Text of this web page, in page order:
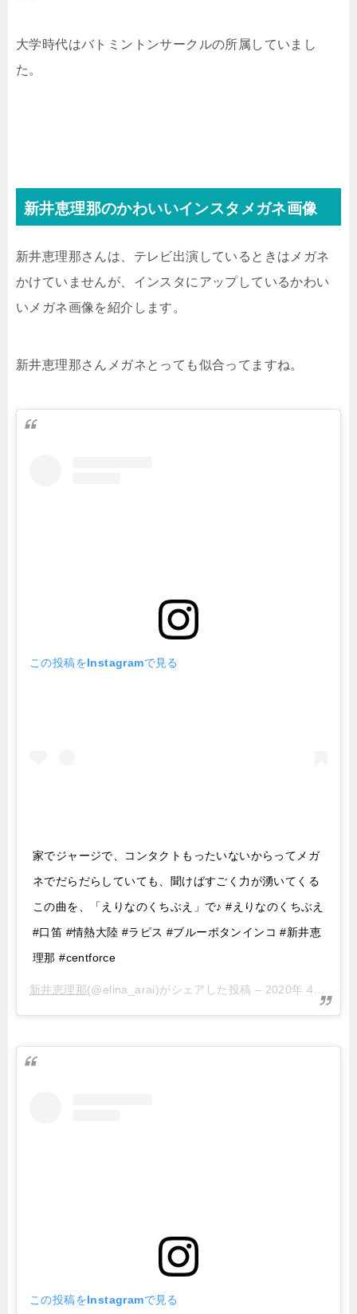
大学時代はバトミントンサークルの所属していまし
た。
新井恵理那のかわいいインスタメガネ画像
新井恵理那さんは、テレビ出演しているときはメガネ
かけていませんが、インスタにアップしているかわい
いメガネ画像を紹介します。
新井恵理那さんメガネとっても似合ってますね。
この投稿をInstagramで見る
家でジャージで、コンタクトもったいないからってメガ
ネでだらだらしていても、聞けばすごく力が湧いてくる
この曲を、「えりなのくちぶえ」で♪ #えりなのくちぶえ
#口笛 #情熱大陸 #ラピス #ブルーボタンインコ #新井恵
理那 #centforce
新井恵理那(@elina_arai)がシェアした投稿 – 2020年 4月月26日午前1時35分PDT
この投稿をInstagramで見る